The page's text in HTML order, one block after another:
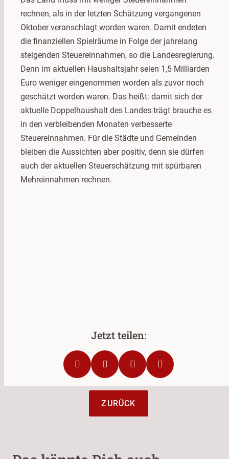
rechnen, als in der letzten Schätzung vergangenen
Oktober veranschlagt worden waren. Damit endeten
die finanziellen Spielräume in Folge der jahrelang
steigenden Steuereinnahmen, so die Landesregierung.
Denn im aktuellen Haushaltsjahr seien 1,5 Milliarden
Euro weniger eingenommen worden als zuvor noch
geschätzt worden waren. Das heißt: damit sich der
aktuelle Doppelhaushalt des Landes trägt brauche es
in den verbleibenden Monaten verbesserte
Steuereinnahmen. Für die Städte und Gemeinden
bleiben die Aussichten aber positiv, denn sie dürfen
auch der aktuellen Steuerschätzung mit spürbaren
Mehreinnahmen rechnen.
ZURÜCK